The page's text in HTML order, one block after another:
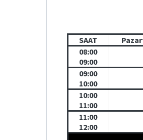
SAAT
08:00
09:00
09:00
10:00
10:00
11:00
11:00
12:00